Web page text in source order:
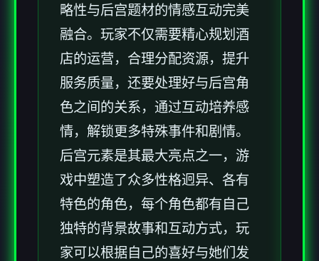
略性与后宫题材的情感互动完美
融合。玩家不仅需要精心规划酒
店的运营，合理分配资源，提升
服务质量，还要处理好与后宫角
色之间的关系，通过互动培养感
情，解锁更多特殊事件和剧情。
后宫元素是其最大亮点之一，游
戏中塑造了众多性格迥异、各有
特色的角色，每个角色都有自己
独特的背景故事和互动方式，玩
家可以根据自己的喜好与她们发